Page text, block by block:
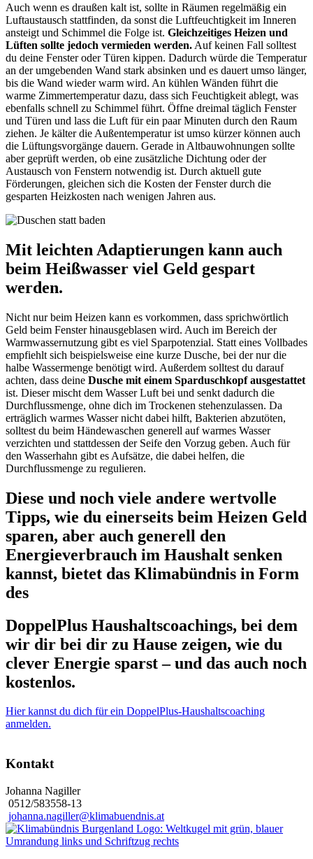
Auch wenn es draußen kalt ist, sollte in Räumen regelmäßig ein
Luftaustausch stattfinden, da sonst die Luftfeuchtigkeit im Inneren
ansteigt und Schimmel die Folge ist. Gleichzeitiges Heizen und
Lüften sollte jedoch vermieden werden. Auf keinen Fall solltest
du deine Fenster oder Türen kippen. Dadurch würde die Temperatur
an der umgebenden Wand stark absinken und es dauert umso länger,
bis die Wand wieder warm wird. An kühlen Wänden führt die
warme Zimmertemperatur dazu, dass sich Feuchtigkeit ablegt, was
ebenfalls schnell zu Schimmel führt. Öffne dreimal täglich Fenster
und Türen und lass die Luft für ein paar Minuten durch den Raum
ziehen. Je kälter die Außentemperatur ist umso kürzer können auch
die Lüftungsvorgänge dauern. Gerade in Altbauwohnungen sollte
aber geprüft werden, ob eine zusätzliche Dichtung oder der
Austausch von Fenstern notwendig ist. Durch aktuell gute
Förderungen, gleichen sich die Kosten der Fenster durch die
gesparten Heizkosten nach wenigen Jahren aus.
Mit leichten Adaptierungen kann auch
beim Heißwasser viel Geld gespart
werden.
Nicht nur beim Heizen kann es vorkommen, dass sprichwörtlich
Geld beim Fenster hinausgeblasen wird. Auch im Bereich der
Warmwassernutzung gibt es viel Sparpotenzial. Statt eines Vollbades
empfiehlt sich beispielsweise eine kurze Dusche, bei der nur die
halbe Wassermenge benötigt wird. Außerdem solltest du darauf
achten, dass deine Dusche mit einem Sparduschkopf ausgestattet
ist. Dieser mischt dem Wasser Luft bei und senkt dadurch die
Durchflussmenge, ohne dich im Trockenen stehenzulassen. Da
erträglich warmes Wasser nicht dabei hilft, Bakterien abzutöten,
solltest du beim Händewaschen generell auf warmes Wasser
verzichten und stattdessen der Seife den Vorzug geben. Auch für
den Wasserhahn gibt es Aufsätze, die dabei helfen, die
Durchflussmenge zu regulieren.
Diese und noch viele andere wertvolle
Tipps, wie du einerseits beim Heizen Geld
sparen, aber auch generell den
Energieverbrauch im Haushalt senken
kannst, bietet das Klimabündnis in Form
des
DoppelPlus Haushaltscoachings, bei dem
wir dir bei dir zu Hause zeigen, wie du
clever Energie sparst – und das auch noch
kostenlos.
Hier kannst du dich für ein DoppelPlus-Haushaltscoaching
anmelden.
Kontakt
Johanna Nagiller
0512/583558-13
johanna.nagiller@klimabuendnis.at